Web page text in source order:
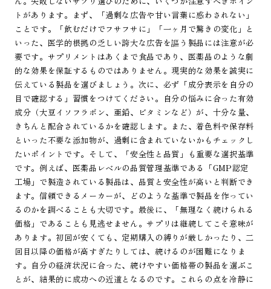
トがあります。まず、「過剰な広告や甘い言葉に惑わされない」
ことです。「飲むだけでフサフサに」「一ヶ月で驚きの変化」と
いった、医学的根拠の乏しい誇大な広告を謳う製品には注意が必
要です。サプリメントはあくまで食品であり、医薬品のような劇
的な効果を保証するものではありません。現実的な効果を誠実に
伝えている製品を選びましょう。次に、必ず「成分表示を自分の
目で確認する」習慣をつけてください。自分の悩みに合った有効
成分（大豆イソフラボン、亜鉛、ビタミンなど）が、十分な量、
きちんと配合されているかを確認します。また、着色料や保存料
といった不要な添加物が、過剰に含まれていないかもチェックし
たいポイントです。そして、「安全性と品質」も重要な選択基準
です。例えば、医薬品レベルの品質管理基準である「GMP認定
工場」で製造されている製品は、品質と安全性が高いと判断でき
ます。信頼できるメーカーが、どのような基準で製品を作ってい
るのかを調べることも大切です。最後に、「無理なく続けられる
価格」であることも見逃せません。サプリは継続してこそ意味が
あります。初回が安くても、定期購入の縛りが厳しかったり、二
回目以降の価格が高すぎたりしては、続けるのが困難になりま
す。自分の経済状況に合った、続けやすい価格帯の製品を選ぶこ
とが、結果的に成功への近道となるのです。これらの点を冷静に